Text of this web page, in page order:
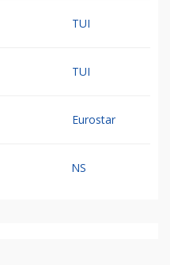
TUI
TUI
Eurostar
NS